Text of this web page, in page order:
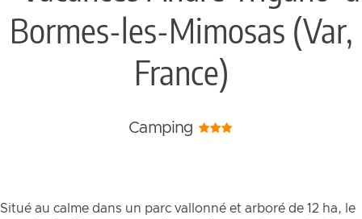
Bormes-les-Mimosas (Var,
France)
Camping
Situé au calme dans un parc vallonné et arboré de 12 ha, le